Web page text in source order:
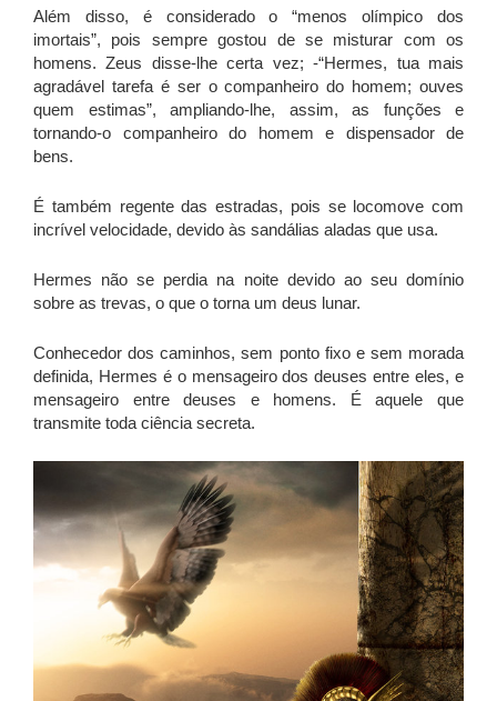
Além disso, é considerado o “menos olímpico dos
imortais”, pois sempre gostou de se misturar com os
homens. Zeus disse-lhe certa vez; -“Hermes, tua mais
agradável tarefa é ser o companheiro do homem; ouves
quem estimas”, ampliando-lhe, assim, as funções e
tornando-o companheiro do homem e dispensador de
bens.
É também regente das estradas, pois se locomove com
incrível velocidade, devido às sandálias aladas que usa.
Hermes não se perdia na noite devido ao seu domínio
sobre as trevas, o que o torna um deus lunar.
Conhecedor dos caminhos, sem ponto fixo e sem morada
definida, Hermes é o mensageiro dos deuses entre eles, e
mensageiro entre deuses e homens. É aquele que
transmite toda ciência secreta.